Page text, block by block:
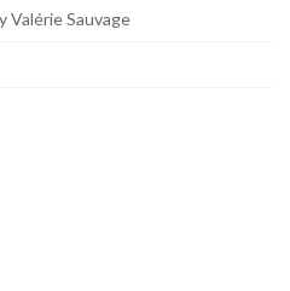
Valérie Sauvage